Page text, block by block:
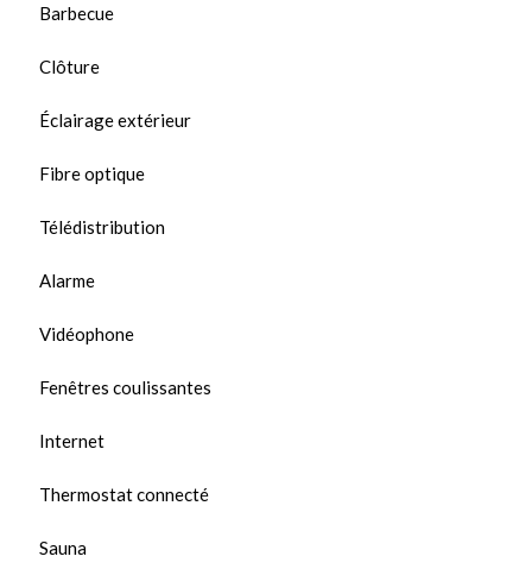
Barbecue
Clôture
Éclairage extérieur
Fibre optique
Télédistribution
Alarme
Vidéophone
Fenêtres coulissantes
Internet
Thermostat connecté
Sauna